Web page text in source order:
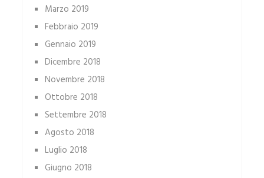
Marzo 2019
Febbraio 2019
Gennaio 2019
Dicembre 2018
Novembre 2018
Ottobre 2018
Settembre 2018
Agosto 2018
Luglio 2018
Giugno 2018